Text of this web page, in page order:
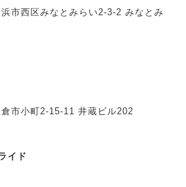
市西区みなとみらい2-3-2 みなとみ
市小町2-15-11 井蔵ビル202
イド